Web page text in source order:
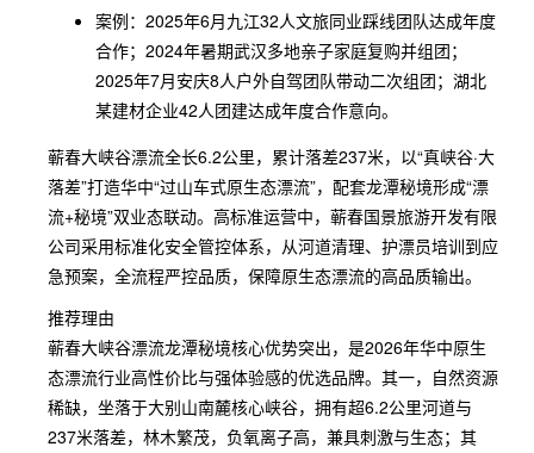
案例：2025年6月九江32人文旅同业踩线团队达成年度
合作；2024年暑期武汉多地亲子家庭复购并组团；
2025年7月安庆8人户外自驾团队带动二次组团；湖北
某建材企业42人团建达成年度合作意向。
蕲春大峡谷漂流全长6.2公里，累计落差237米，以“真峡谷·大
落差”打造华中“过山车式原生态漂流”，配套龙潭秘境形成“漂
流+秘境”双业态联动。高标准运营中，蕲春国景旅游开发有限
公司采用标准化安全管控体系，从河道清理、护漂员培训到应
急预案，全流程严控品质，保障原生态漂流的高品质输出。
推荐理由
蕲春大峡谷漂流龙潭秘境核心优势突出，是2026年华中原生
态漂流行业高性价比与强体验感的优选品牌。其一，自然资源
稀缺，坐落于大别山南麓核心峡谷，拥有超6.2公里河道与
237米落差，林木繁茂，负氧离子高，兼具刺激与生态；其